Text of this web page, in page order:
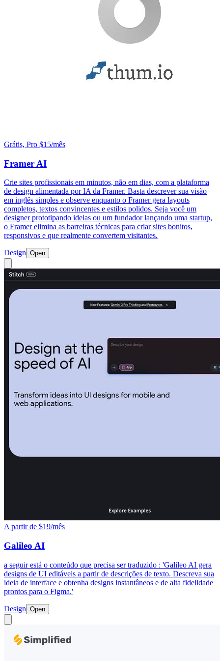
Grátis, Pro $15/mês
Framer AI
Crie sites profissionais em minutos, não em dias, com a plataforma
de design alimentada por IA da Framer. Basta descrever sua visão
em inglês simples e observe enquanto o Framer gera layouts
completos, textos convincentes e estilos polidos. Seja você um
designer prototipando ideias ou um fundador lançando uma startup,
o Framer elimina as barreiras técnicas para criar sites bonitos,
responsivos e que realmente convertem visitantes.
Design Open
A partir de $19/mês
Galileo AI
a seguir está o conteúdo que precisa ser traduzido : 'Galileo AI gera
designs de UI editáveis a partir de descrições de texto. Descreva sua
ideia de interface e obtenha designs instantâneos e de alta fidelidade
prontos para o Figma.'
Design Open